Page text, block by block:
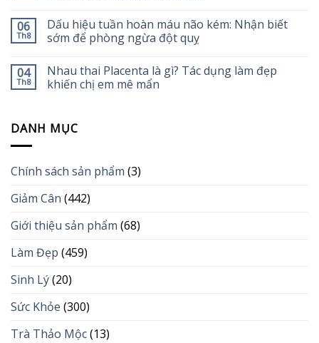
06
Th8
Dấu hiệu tuần hoàn máu não kém: Nhận biết
sớm để phòng ngừa đột quỵ
04
Th8
Nhau thai Placenta là gì? Tác dụng làm đẹp
khiến chị em mê mẩn
DANH MỤC
Chính sách sản phẩm (3)
Giảm Cân (442)
Giới thiệu sản phẩm (68)
Làm Đẹp (459)
Sinh Lý(20)
Sức Khỏe (300)
Trà Thảo Mộc(13)